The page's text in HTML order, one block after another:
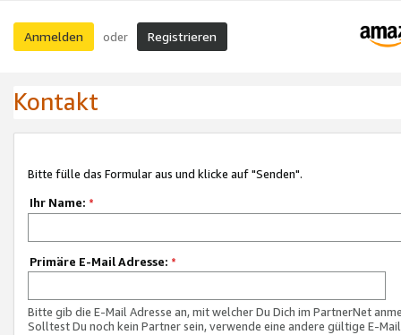
Anmelden oder Registrieren
Kontakt
Bitte fülle das Formular aus und klicke auf "Senden".
Ihr Name: *
Primäre E-Mail Adresse: *
Bitte gib die E-Mail Adresse an, mit welcher Du Dich im PartnerNet
Solltest Du noch kein Partner sein, verwende eine andere gültige E-